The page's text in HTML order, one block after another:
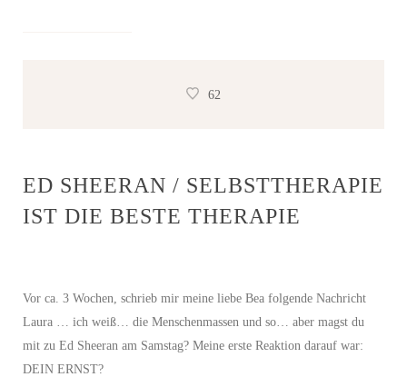
62
ED SHEERAN / SELBSTTHERAPIE
IST DIE BESTE THERAPIE
Vor ca. 3 Wochen, schrieb mir meine liebe Bea folgende Nachricht
Laura … ich weiß… die Menschenmassen und so… aber magst du
mit zu Ed Sheeran am Samstag? Meine erste Reaktion darauf war:
DEIN ERNST?